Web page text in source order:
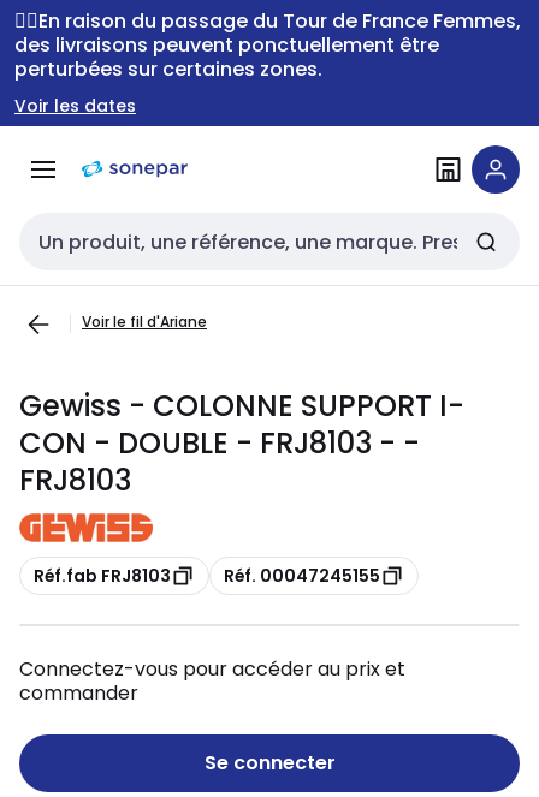
Passer à la
navigation
Passer
au
contenu
🚴‍♂️En raison du passage du Tour de France Femmes,
des livraisons peuvent ponctuellement être
perturbées sur certaines zones.
Voir les dates
Entrée de recherche
Voir le fil d'Ariane
Gewiss - COLONNE SUPPORT I-
CON - DOUBLE - FRJ8103 - -
FRJ8103
Copie
Réf.fab FRJ8103 Copie
Réf. 00047245155
Connectez-vous pour accéder au prix et
commander
Se connecter